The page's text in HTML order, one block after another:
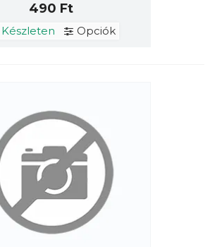
490 Ft
Készleten Opciók